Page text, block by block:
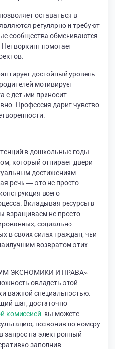
оставаться в
регулярно и требуют
сообщества обмениваются
помогает
достойный уровень
мотивирует
с детьми приносит
Профессия дарит чувство
в дошкольные годы
который отпирает двери
достижениям
речь — это не просто
всего
Вкладывая ресурсы в
взращиваем не просто
социально
в своих силах граждан, чьи
возвратом этих
ЭКОНОМИКИ И ПРАВА»
овладеть этой
важной специальностью.
шаг, достаточно
комиссией: вы можете
позвонив по номеру
запрос на электронный
заполнив